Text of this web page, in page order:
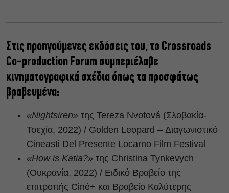
Στις προηγούμενες εκδόσεις του, το Crossroads
Co-production Forum συμπεριέλαβε
κινηματογραφικά σχέδια όπως τα προσφάτως
βραβευμένα:
«Nightsiren» της Tereza Nvotová (Σλοβακία-
Τσεχία, 2022) / Golden Leopard – Διαγωνιστικό
Cineasti Del Presente Locarno Film Festival
«How is Katia?» της Christina Tynkevych
(Ουκρανία, 2022) / Ειδικό Βραβείο της
επιτροπής Ciné+ και Βραβείο Καλύτερης